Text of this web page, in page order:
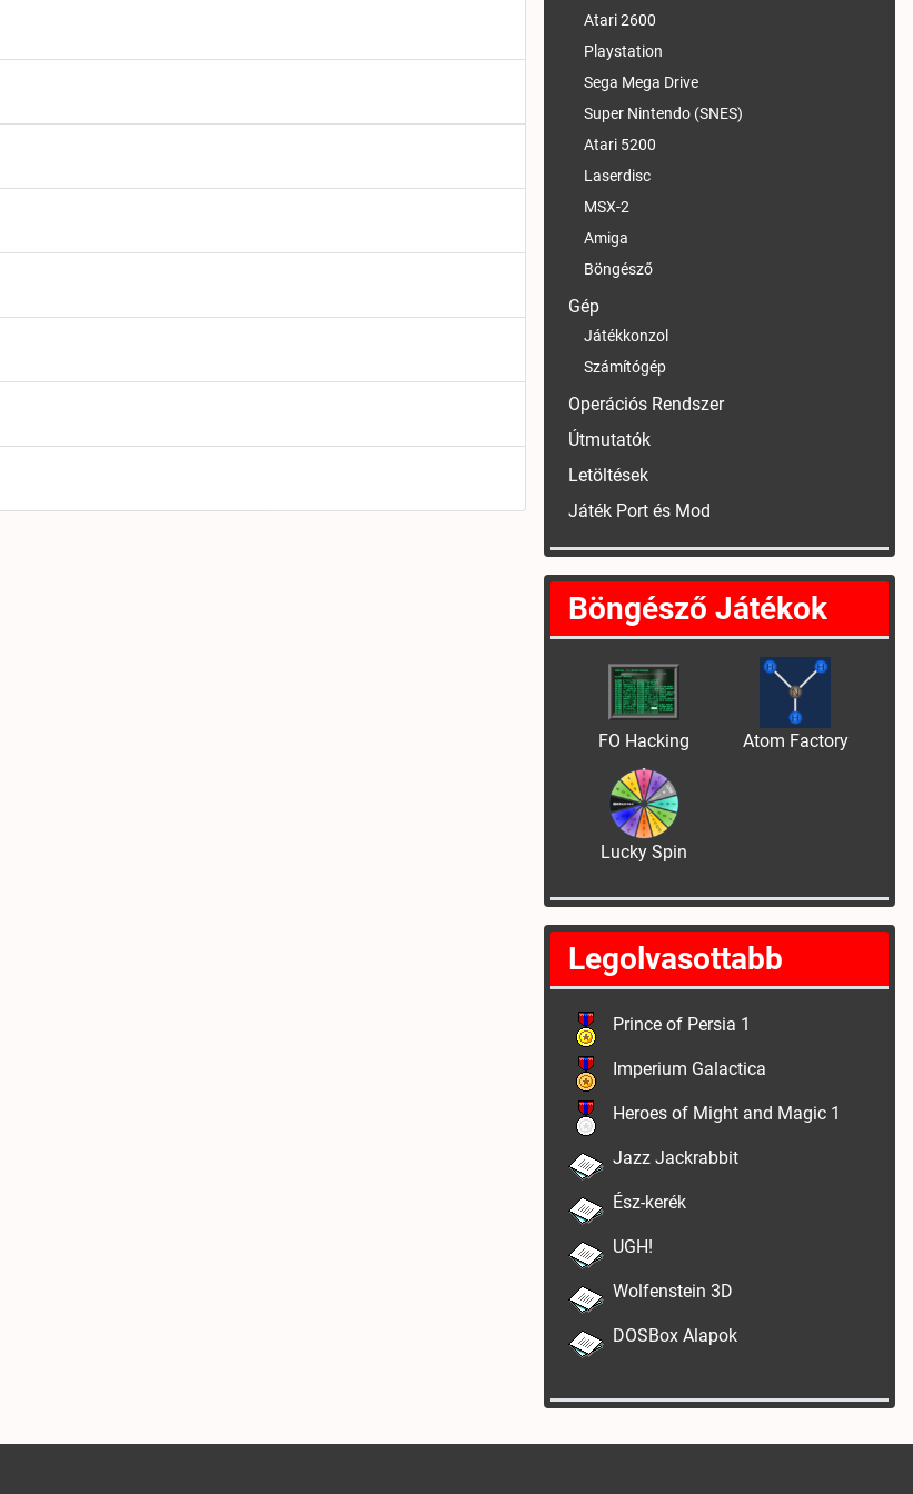
Atari 2600
Playstation
Sega Mega Drive
Super Nintendo (SNES)
Atari 5200
Laserdisc
MSX-2
Amiga
Böngésző
Gép
Játékkonzol
Számítógép
Operációs Rendszer
Útmutatók
Letöltések
Játék Port és Mod
Böngésző Játékok
FO Hacking Atom Factory
Lucky Spin
Legolvasottabb
Prince of Persia 1
Imperium Galactica
Heroes of Might and Magic 1
Jazz Jackrabbit
Ész-kerék
UGH!
Wolfenstein 3D
DOSBox Alapok